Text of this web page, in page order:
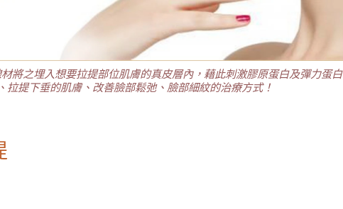
將之埋入想要拉提部位肌膚的真皮層內，藉此刺激膠原蛋白及彈力蛋
拉提下垂的肌膚、改善臉部鬆弛、臉部細紋的治療方式！